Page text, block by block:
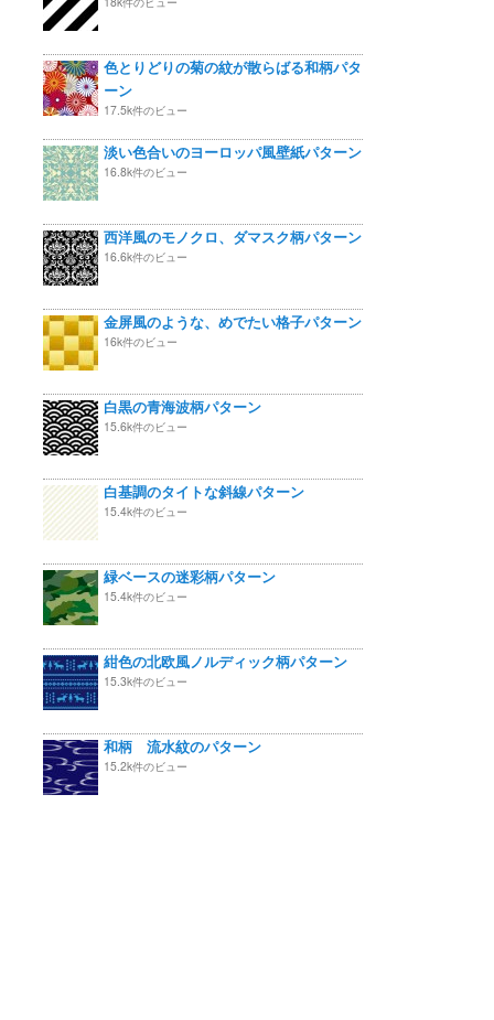
色とりどりの菊の紋が散らばる和柄パタ
ーン
17.5k件のビュー
淡い色合いのヨーロッパ風壁紙パターン
16.8k件のビュー
西洋風のモノクロ、ダマスク柄パターン
16.6k件のビュー
金屏風のような、めでたい格子パターン
16k件のビュー
白黒の青海波柄パターン
15.6k件のビュー
白基調のタイトな斜線パターン
15.4k件のビュー
緑ベースの迷彩柄パターン
15.4k件のビュー
紺色の北欧風ノルディック柄パターン
15.3k件のビュー
和柄 流水紋のパターン
15.2k件のビュー